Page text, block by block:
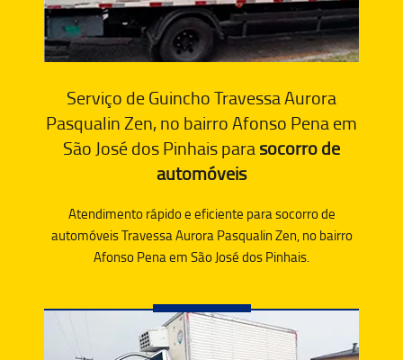
Serviço de Guincho Travessa Aurora
Pasqualin Zen, no bairro Afonso Pena em
São José dos Pinhais parasocorro de
automóveis
Atendimento rápido e eficiente para socorro de
automóveis Travessa Aurora Pasqualin Zen, no bairro
Afonso Pena em São José dos Pinhais.